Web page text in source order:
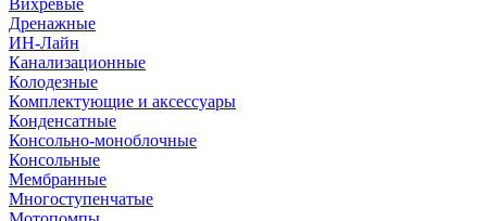
Вихревые
Дренажные
ИН-Лайн
Канализационные
Колодезные
Комплектующие и аксессуары
Конденсатные
Консольно-моноблочные
Консольные
Мембранные
Многоступенчатые